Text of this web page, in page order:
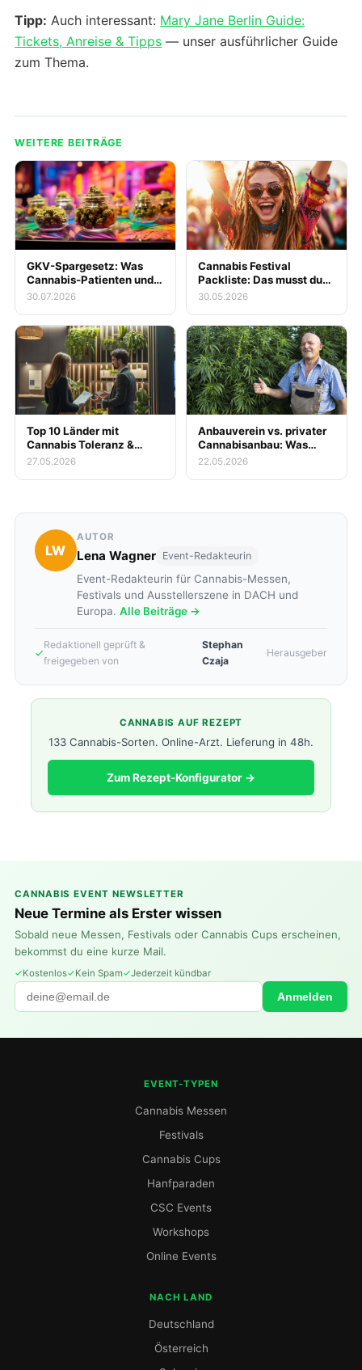
Tipp: Auch interessant: Mary Jane Berlin Guide:
Tickets, Anreise & Tipps — unser ausführlicher Guide
zum Thema.
WEITERE BEITRÄGE
GKV-Spargesetz: Was
Cannabis-Patienten und
Messe-Besucher zur
Blüten jetzt wissen
müssen
30.07.2026
Cannabis Festival
Packliste: Das musst du
mitnehmen
30.05.2026
Top 10 Länder mit
Cannabis Toleranz &
Legalität
27.05.2026
Anbauverein vs. privater
Cannabisanbau: Was
lohnt sich wirklich?
22.05.2026
LW
AUTOR
Lena Wagner Event-Redakteurin
Event-Redakteurin für Cannabis-Messen,
Festivals und Ausstellerszene in DACH und
Europa. Alle Beiträge →
Redaktionell geprüft &
freigegeben von
Stephan
Czaja
·Herausgeber
CANNABIS AUF REZEPT
133 Cannabis-Sorten. Online-Arzt. Lieferung in 48h.
Zum Rezept-Konfigurator →
CANNABIS EVENT NEWSLETTER
Neue Termine als Erster wissen
Sobald neue Messen, Festivals oder Cannabis Cups erscheinen,
bekommst du eine kurze Mail.
Kostenlos Kein Spam Jederzeit kündbar
Anmelden
EVENT-TYPEN
Cannabis Messen
Festivals
Cannabis Cups
Hanfparaden
CSC Events
Workshops
Online Events
NACH LAND
Deutschland
Österreich